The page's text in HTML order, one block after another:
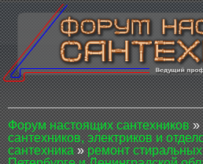
Форум настоящих сантехников»
сантехников, электриков и
сантехника»ремонт